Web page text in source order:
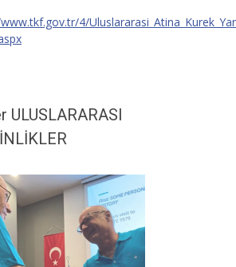
4/
ULUSLARARASI